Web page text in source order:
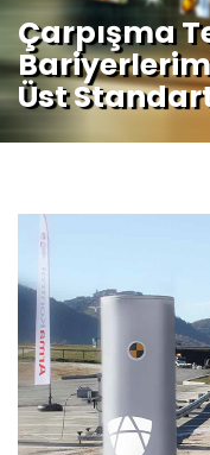
Çarpışma
Üst